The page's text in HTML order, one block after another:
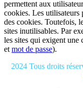
permettent aux
cookies. Les utilisateurs
des cookies. Toutefois,
sites inutilisables. Par
les sites qui exigent une
et mot de passe).
2024 Tous droits